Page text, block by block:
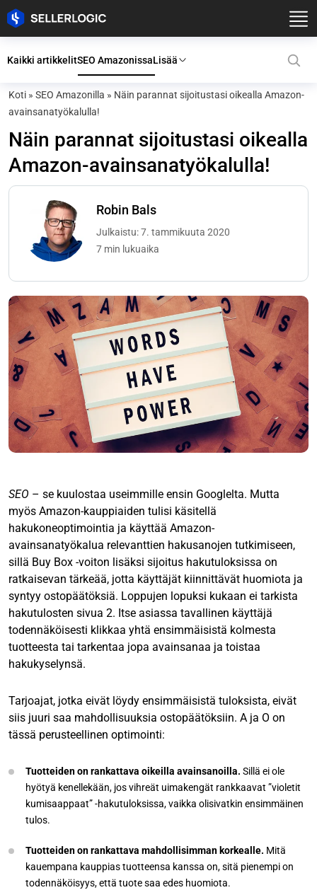
Kaikki artikkelitSEO AmazonissaLisää
Koti » SEO Amazonilla » Näin parannat sijoitustasi oikealla Amazon-
avainsanatyökalulla!
Näin parannat sijoitustasi oikealla
Amazon-avainsanatyökalulla!
Robin Bals
Julkaistu: 7. tammikuuta 2020
7 min lukuaika
SEO – se kuulostaa useimmille ensin Googlelta. Mutta
myös Amazon-kauppiaiden tulisi käsitellä
hakukoneoptimointia ja käyttää Amazon-
avainsanatyökalua relevanttien hakusanojen tutkimiseen,
sillä Buy Box -voiton lisäksi sijoitus hakutuloksissa on
ratkaisevan tärkeää, jotta käyttäjät kiinnittävät huomiota ja
syntyy ostopäätöksiä. Loppujen lopuksi kukaan ei tarkista
hakutulosten sivua 2. Itse asiassa tavallinen käyttäjä
todennäköisesti klikkaa yhtä ensimmäisistä kolmesta
tuotteesta tai tarkentaa jopa avainsanaa ja toistaa
hakukyselynsä.
Tarjoajat, jotka eivät löydy ensimmäisistä tuloksista, eivät
siis juuri saa mahdollisuuksia ostopäätöksiin. A ja O on
tässä perusteellinen optimointi:
Tuotteiden on rankattava oikeilla avainsanoilla. Sillä ei ole
hyötyä kenellekään, jos vihreät uimakengät rankkaavat ”violetit
kumisaappaat” -hakutuloksissa, vaikka olisivatkin ensimmäinen
tulos.
Tuotteiden on rankattava mahdollisimman korkealle. Mitä
kauempana kauppias tuotteensa kanssa on, sitä pienempi on
todennäköisyys, että tuote saa edes huomiota.